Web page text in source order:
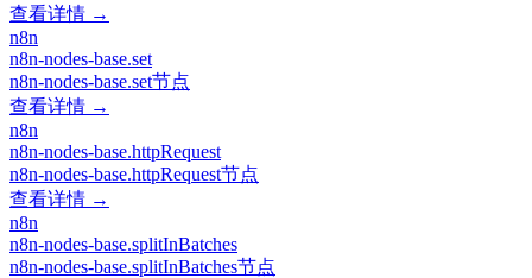
查看详情 →
n8n
n8n-nodes-base.set
n8n-nodes-base.set节点
查看详情 →
n8n
n8n-nodes-base.httpRequest
n8n-nodes-base.httpRequest节点
查看详情 →
n8n
n8n-nodes-base.splitInBatches
n8n-nodes-base.splitInBatches节点